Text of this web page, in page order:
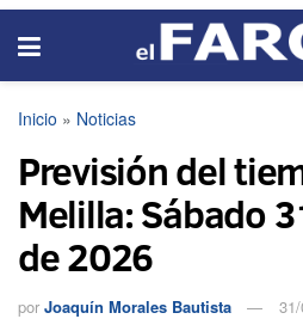
Inicio » Noticias
Previsión del
Melilla: Sábado
de 2026
por Joaquín Morales Bautista